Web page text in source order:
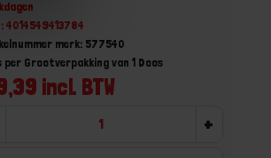
4014549413784
merk: 577540
incl. BTW
per Grootverpakking van 1 Doos
+